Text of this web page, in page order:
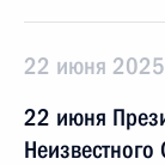
22 июня 2025
22 июня
Неизвестного